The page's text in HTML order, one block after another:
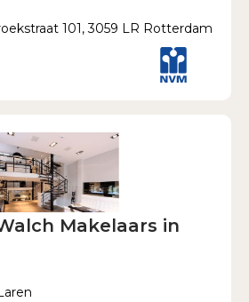
101, 3059 LR Rotterdam
Makelaars in